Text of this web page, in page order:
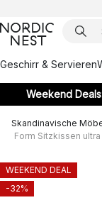
Geschirr & Servieren
Weekend
Skandinavische
Form Sitzkissen
WEEKEND DEAL
-32%